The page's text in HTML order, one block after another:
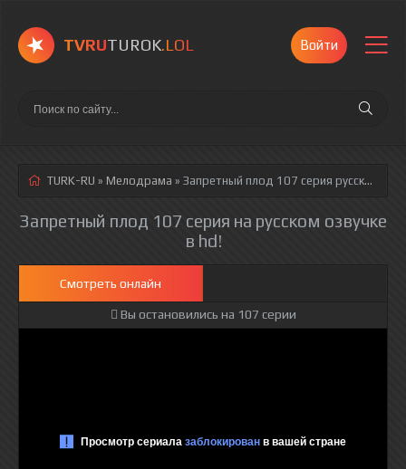
TVRUTUROK.LOL Войти
TURK-RU » Мелодрама » Запретный плод 107 серия русская озвучка полностью смотреть онлайн!
Запретный плод 107 серия на русском озвучке
в hd!
Смотреть онлайн
Вы остановились на 107 серии